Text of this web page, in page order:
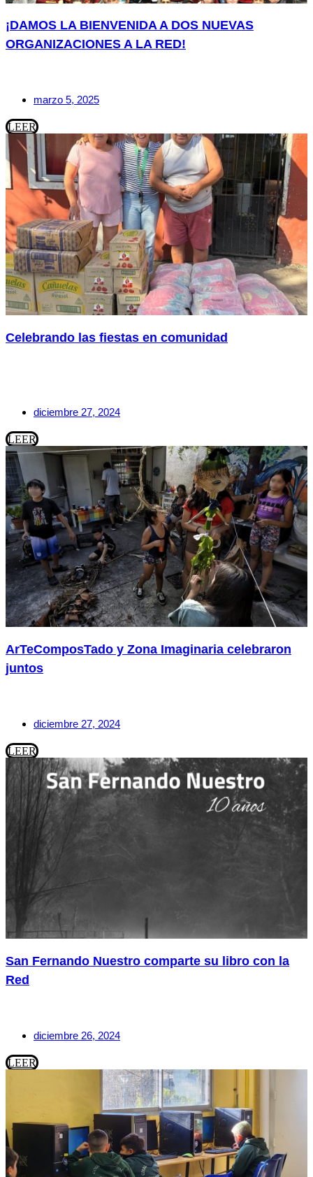
¡DAMOS LA BIENVENIDA A DOS NUEVAS
ORGANIZACIONES A LA RED!
marzo 5, 2025
LEER
Celebrando las fiestas en comunidad
diciembre 27, 2024
LEER
ArTeComposTado y Zona Imaginaria celebraron
juntos
diciembre 27, 2024
LEER
San Fernando Nuestro comparte su libro con la
Red
diciembre 26, 2024
LEER